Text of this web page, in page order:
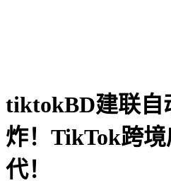
tiktokBD建联自
炸！TikTok跨
代！